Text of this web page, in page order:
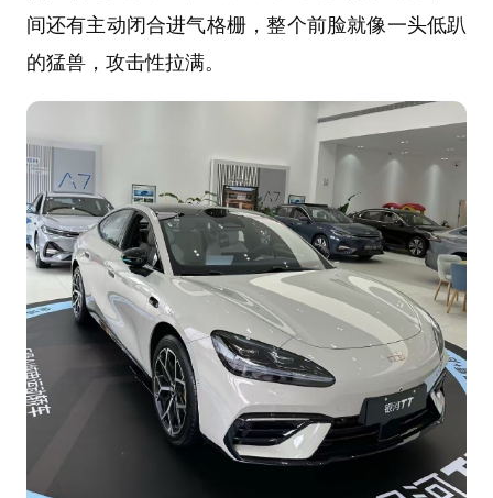
间还有主动闭合进气格栅，整个前脸就像一头低趴
的猛兽，攻击性拉满。